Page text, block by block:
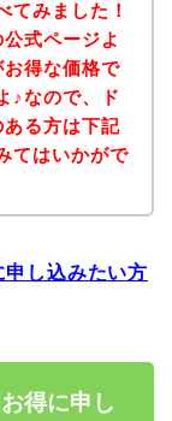
てみました！
式ページよ
お得な価格で
♪なので、ド
る方は下記
てはいかがで
申し込みたい方
得に申し